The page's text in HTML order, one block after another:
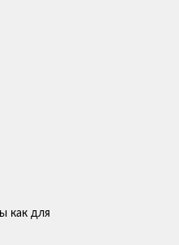
как для